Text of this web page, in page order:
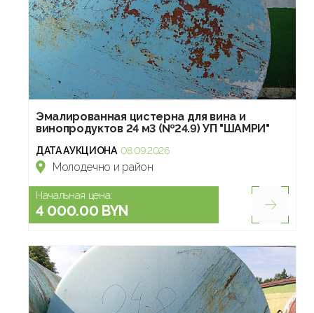
Эмалированная цистерна для вина и
винопродуктов 24 м3 (№24.9) УП "ШАМРИ"
ДАТА АУКЦИОНА 08.09.2026
Молодечно и район
Начальная цена:
4 000.00 BYN